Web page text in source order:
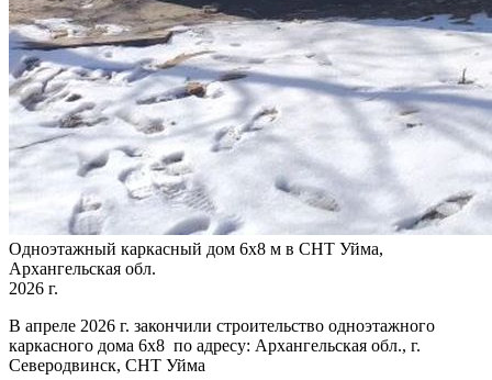
Одноэтажный каркасный дом 6х8 м в СНТ Уйма,
Архангельская обл.
2026 г.
В апреле 2026 г. закончили строительство одноэтажного
каркасного дома 6х8 по адресу: Архангельская обл., г.
Северодвинск, СНТ Уйма